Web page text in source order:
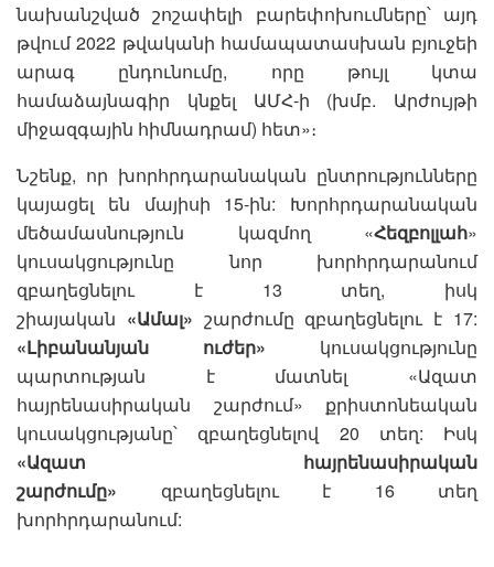
նախանշված շոշափելի բարեփոխումները՝ այդ
թվում 2022 թվականի համապատասխան բյուջեի
արագ ընդունումը, որը թույլ կտա
համաձայնագիր կնքել ԱՄՀ-ի (խմբ. Արժույթի
միջազգային հիմնադրամ) հետ»։
Նշենք, որ խորհրդարանական ընտրությունները
կայացել են մայիսի 15-ին: Խորհրդարանական
մեծամասնություն կազմող «Հեզբոլլահ»
կուսակցությունը նոր խորհրդարանում
զբաղեցնելու է 13 տեղ, իսկ
շիայական «Ամալ» շարժումը զբաղեցնելու է 17:
«Լիբանանյան ուժեր» կուսակցությունը
պարտության է մատնել «Ազատ
հայրենասիրական շարժում» քրիստոնեական
կուսակցությանը՝ զբաղեցնելով 20 տեղ: Իսկ
«Ազատ հայրենասիրական
շարժումը» զբաղեցնելու է 16 տեղ
խորհրդարանում: